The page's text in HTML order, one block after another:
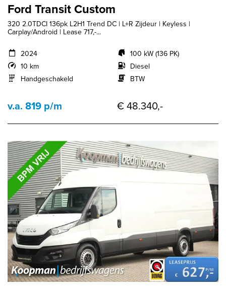
Ford Transit Custom
320 2.0TDCI 136pk L2H1 Trend DC | L+R Zijdeur | Keyless |
Carplay/Android | Lease 717,-...
2024
10 km
Handgeschakeld
100 kW (136 PK)
Diesel
BTW
v.a. 819 p/m € 48.340,-